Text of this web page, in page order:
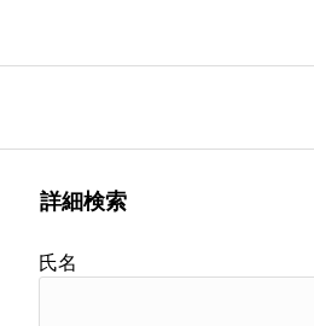
詳細検索
氏名